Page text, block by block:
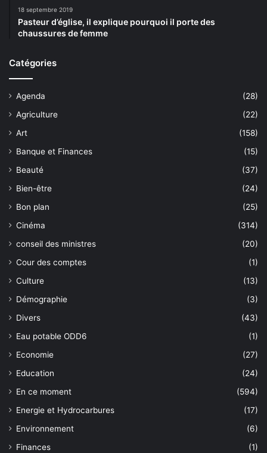
18 septembre 2019
Pasteur d’église, il explique pourquoi il porte des
chaussures de femme
Catégories
Agenda
(28)
Agriculture
(22)
Art
(158)
Banque et Finances
(15)
Beauté
(37)
Bien-être
(24)
Bon plan
(25)
Cinéma
(314)
conseil des ministres
(20)
Cour des comptes
(1)
Culture
(13)
Démographie
(3)
Divers
(43)
Eau potable ODD6
(1)
Economie
(27)
Education
(24)
En ce moment
(594)
Energie et Hydrocarbures
(17)
Environnement
(6)
Finances
(1)